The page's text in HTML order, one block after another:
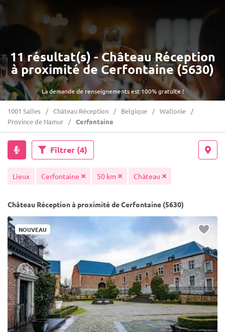
La demande de renseignements est 100% gratuite !
11 résultat(s) - Château Réception
à proximité de Cerfontaine (5630)
1001 Salles Château Réception Belgique
Wallonie
Province de Namur
Cerfontaine
Filtrer (4)
Lieux Cerfontaine 50 km Château
Château Réception à proximité de Cerfontaine (5630)
NOUVEAU